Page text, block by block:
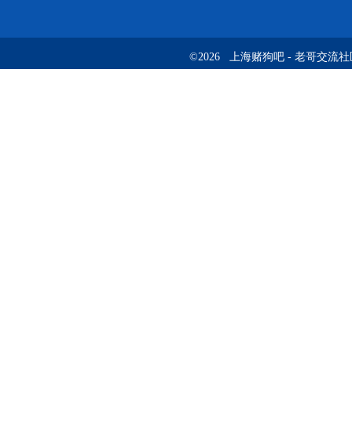
©2026 上海赌狗吧 - 老哥交流社